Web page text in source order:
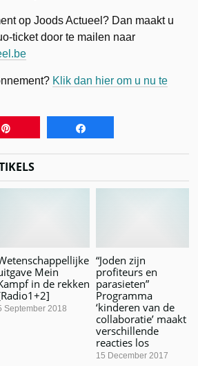
op Joods Actueel? Dan maakt u
ticket door te mailen naar
Klik dan hier om u nu te
Mein
in de rekken
September 2018
“Joden zijn
profiteurs en
parasieten”
Programma
‘kinderen van de
collaboratie’ maakt
verschillende
reacties los
15 December 2017